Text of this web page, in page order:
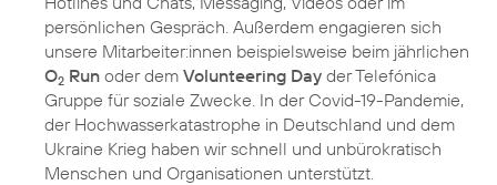
persönlichen Gespräch. Außerdem engagieren sich
unsere Mitarbeiter:innen beispielsweise beim jährlichen
O2 Run oder dem Volunteering Day der Telefónica
Gruppe für soziale Zwecke. In der Covid-19-Pandemie,
der Hochwasserkatastrophe in Deutschland und dem
Ukraine Krieg haben wir schnell und unbürokratisch
Menschen und Organisationen unterstützt.